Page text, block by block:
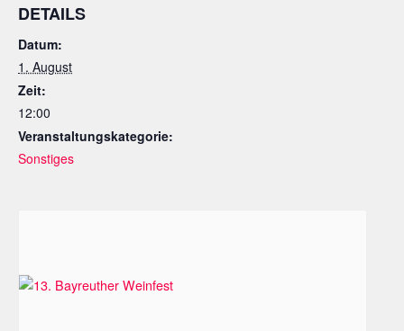
DETAILS
Datum:
1. August
Zeit:
12:00
Veranstaltungskategorie:
Sonstiges